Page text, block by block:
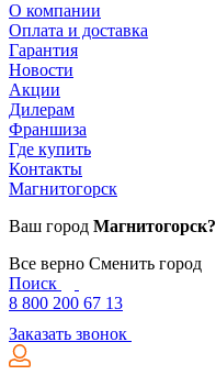
О компании
Оплата и доставка
Гарантия
Новости
Акции
Дилерам
Франшиза
Где купить
Контакты
Магнитогорск
Ваш город Магнитогорск?
Все верно Сменить город
Поиск
8 800 200 67 13
Заказать звонок